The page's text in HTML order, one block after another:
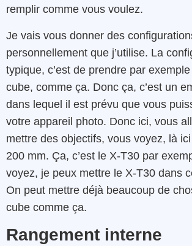
remplir comme vous voulez.
Je vais vous donner des
personnellement que j’utilise. La
typique, c’est de prendre par
cube, comme ça. Donc ça, c’est un
dans lequel il est prévu que vous
votre appareil photo. Donc ici, vous
mettre des objectifs, vous voyez, là
200 mm. Ça, c’est le X-T30 par
voyez, je peux mettre le X-T30 dans
On peut mettre déjà beaucoup de
cube comme ça.
Rangement interne